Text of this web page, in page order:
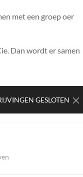
met een groep oer
Dan wordt er samen
GESLOTEN